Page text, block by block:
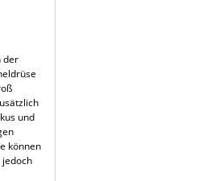
der
und
können
jedoch